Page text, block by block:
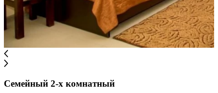
Семейный 2-х комнатный